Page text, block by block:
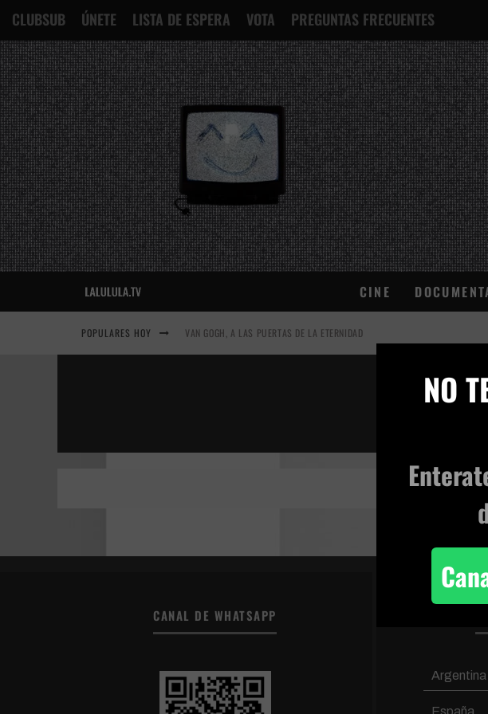
CLUBSUB ÚNETE LISTA DE ESPERA VOTA PREGUNTAS FRECUENTES
CINE
POPULARES HOY VAN GOGH, A LAS PUERTAS DE LA ETERNIDAD
CANAL DE WHATSAPP
Argentina
España
NO